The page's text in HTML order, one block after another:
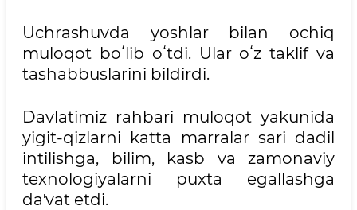
Uchrashuvda yoshlar bilan ochiq
muloqot boʻlib oʻtdi. Ular oʻz taklif va
tashabbuslarini bildirdi.
Davlatimiz rahbari muloqot yakunida
yigit-qizlarni katta marralar sari dadil
intilishga, bilim, kasb va zamonaviy
texnologiyalarni puxta egallashga
daʼvat etdi.